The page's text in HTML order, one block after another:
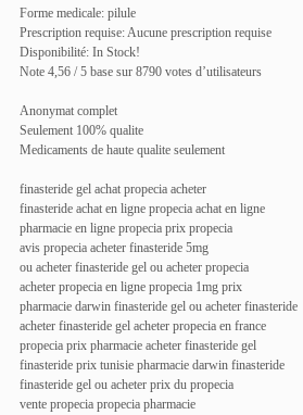
Forme medicale: pilule
Prescription requise: Aucune prescription requise
Disponibilité: In Stock!
Note 4,56 / 5 base sur 8790 votes d’utilisateurs
Anonymat complet
Seulement 100% qualite
Medicaments de haute qualite seulement
finasteride gel achat propecia acheter
finasteride achat en ligne propecia achat en ligne
pharmacie en ligne propecia prix propecia
avis propecia acheter finasteride 5mg
ou acheter finasteride gel ou acheter propecia
acheter propecia en ligne propecia 1mg prix
pharmacie darwin finasteride gel ou acheter finasteride
acheter finasteride gel acheter propecia en france
propecia prix pharmacie acheter finasteride gel
finasteride prix tunisie pharmacie darwin finasteride
finasteride gel ou acheter prix du propecia
vente propecia propecia pharmacie